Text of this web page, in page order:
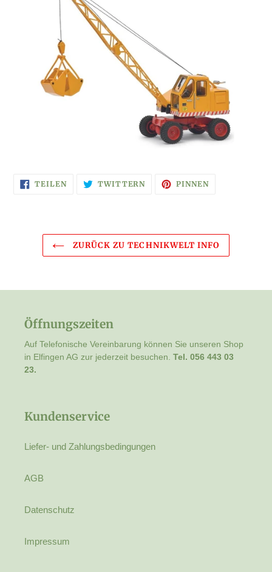
TEILENAUF
FACEBOOK
TWITTERNAUF
TWITTER
PINNENAUF
ZURÜCK ZU TECHNIKWELT INFO
Öffnungszeiten
Auf Telefonische Vereinbarung können Sie unseren Shop
in Elfingen AG zur jederzeit besuchen. Tel. 056 443 03
23.
Kundenservice
Liefer- und Zahlungsbedingungen
AGB
Datenschutz
Impressum